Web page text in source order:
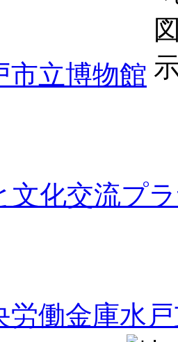
市立博物館
文化交流プ
労働金庫水